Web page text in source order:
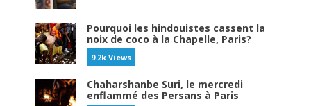
Pourquoi les hindouistes cassent la
noix de coco à la Chapelle, Paris?
9.2k Views
Chaharshanbe Suri, le mercredi
enflammé des Persans à Paris